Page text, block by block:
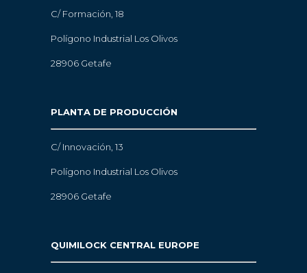
C/ Formación, 18
Polígono Industrial Los Olivos
28906 Getafe
PLANTA DE PRODUCCIÓN
C/ Innovación, 13
Polígono Industrial Los Olivos
28906 Getafe
QUIMILOCK CENTRAL EUROPE